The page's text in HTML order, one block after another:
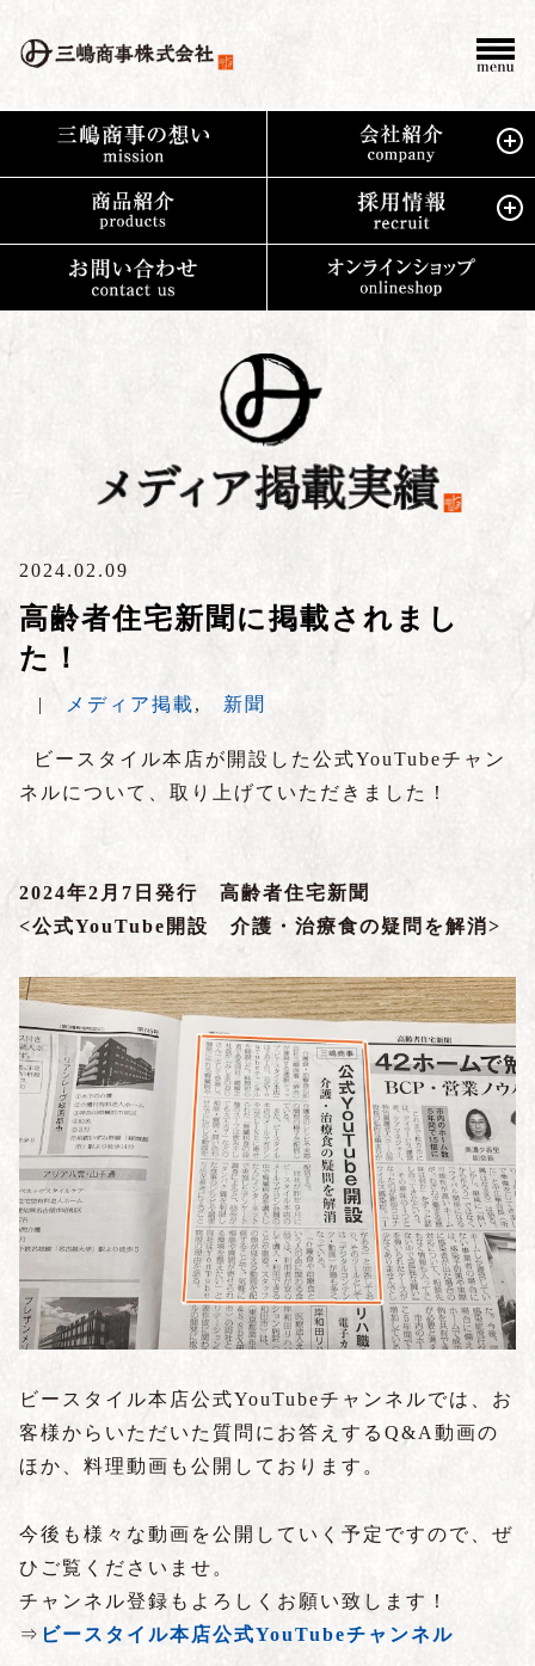
2024.02.09
高齢者住宅新聞に掲載されまし
た！
| メディア掲載, 新聞
ビースタイル本店が開設した公式YouTubeチャン
ネルについて、取り上げていただきました！
2024年2月7日発行 高齢者住宅新聞
<公式YouTube開設 介護・治療食の疑問を解消>
ビースタイル本店公式YouTubeチャンネルでは、お
客様からいただいた質問にお答えするQ&A動画の
ほか、料理動画も公開しております。
今後も様々な動画を公開していく予定ですので、ぜ
ひご覧くださいませ。
チャンネル登録もよろしくお願い致します！
⇒ ビースタイル本店公式YouTubeチャンネル